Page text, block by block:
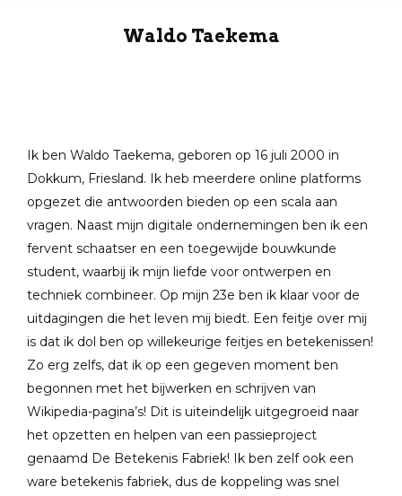
Waldo Taekema
Ik ben Waldo Taekema, geboren op 16 juli 2000 in
Dokkum, Friesland. Ik heb meerdere online platforms
opgezet die antwoorden bieden op een scala aan
vragen. Naast mijn digitale ondernemingen ben ik een
fervent schaatser en een toegewijde bouwkunde
student, waarbij ik mijn liefde voor ontwerpen en
techniek combineer. Op mijn 23e ben ik klaar voor de
uitdagingen die het leven mij biedt. Een feitje over mij
is dat ik dol ben op willekeurige feitjes en betekenissen!
Zo erg zelfs, dat ik op een gegeven moment ben
begonnen met het bijwerken en schrijven van
Wikipedia-pagina’s! Dit is uiteindelijk uitgegroeid naar
het opzetten en helpen van een passieproject
genaamd De Betekenis Fabriek! Ik ben zelf ook een
ware betekenis fabriek, dus de koppeling was snel